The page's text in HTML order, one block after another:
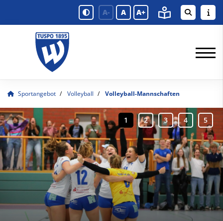
A- A A+
Sportangebot Volleyball Volleyball-Mannschaften